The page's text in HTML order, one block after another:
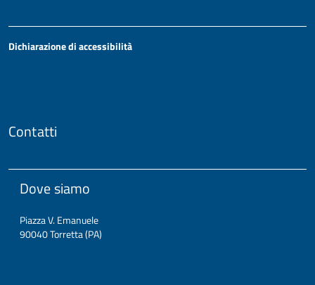
Dichiarazione di accessibilità
Contatti
Dove siamo
Piazza V. Emanuele
90040 Torretta (PA)